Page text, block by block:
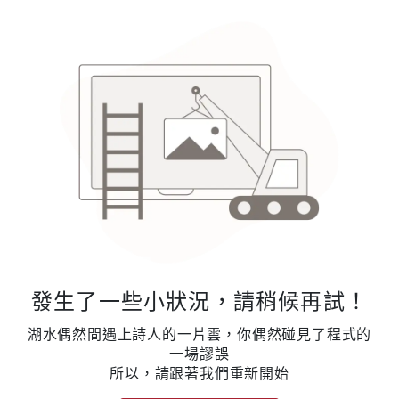
發生了一些小狀況，請稍候再試！
湖水偶然間遇上詩人的一片雲，你偶然碰見了程式的
一場謬誤
所以，請跟著我們重新開始